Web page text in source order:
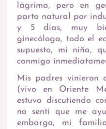
lágrima, pero en
parto natural por
y 5 días, muy
ginecóloga, todo el
supuesto, mi niña,
conmigo
Mis padres vinieron
(vivo en Oriente
estuvo discutiendo
no sentí que me
embargo, mi